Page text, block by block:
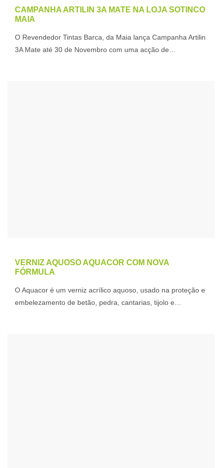
CAMPANHA ARTILIN 3A MATE NA LOJA SOTINCO
MAIA
O Revendedor Tintas Barca, da Maia lança Campanha Artilin
3A Mate até 30 de Novembro com uma acção de…
VERNIZ AQUOSO AQUACOR COM NOVA
FÓRMULA
O Aquacor é um verniz acrílico aquoso, usado na proteção e
embelezamento de betão, pedra, cantarias, tijolo e…